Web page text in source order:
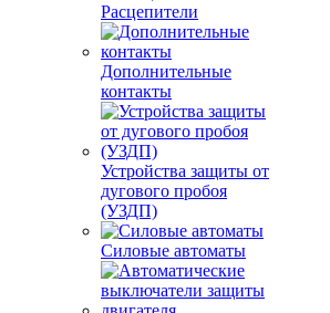
Расцепители
Дополнительные
контакты
Устройства защиты от
дугового пробоя
(УЗДП)
Силовые автоматы